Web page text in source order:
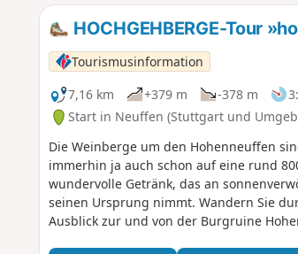
HOCHGEHBERGE-Tour
Tourismusinformation
7,16 km
+379 m -378 m
Start in Neuffen (Stuttgart und
Die Weinberge um den Hohenneuffen
immerhin ja auch schon auf eine rund
wundervolle Getränk, das an
seinen Ursprung nimmt. Wandern Sie
Ausblick zur und von der Burgruine